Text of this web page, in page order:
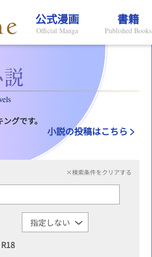
公式漫画
Official Manga
書籍
Published Books
グです。
小説の投稿はこちら
×検索条件をクリアする
R18